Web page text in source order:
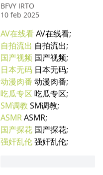
BFVY IRTO
10 feb 2025
AV在线看 AV在线看;
自拍流出 自拍流出;
国产视频 国产视频;
日本无码 日本无码;
动漫肉番 动漫肉番;
吃瓜专区 吃瓜专区;
SM调教 SM调教;
ASMR ASMR;
国产探花 国产探花;
强奸乱伦 强奸乱伦;